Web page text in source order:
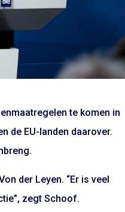
te komen in
de EU-landen daarover.
der Leyen. “Er is veel
zegt Schoof.